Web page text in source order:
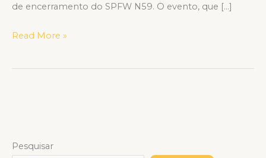
de encerramento do SPFW N59. O evento, que […]
Read More »
Pesquisar